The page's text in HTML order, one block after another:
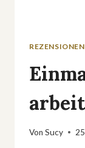
Von Sucy